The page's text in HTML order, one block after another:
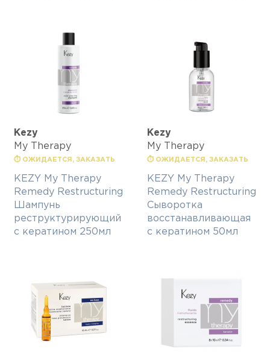
Kezy
My Therapy
⏱ ОЖИДАЕТСЯ, ЗАКАЗАТЬ
KEZY My Therapy
Remedy Restructuring
Шампунь
реструктурирующий
с кератином 250мл
Kezy
My Therapy
⏱ ОЖИДАЕТСЯ, ЗАКАЗАТЬ
KEZY My Therapy
Remedy Restructuring
Сыворотка
восстанавливающая
с кератином 50мл